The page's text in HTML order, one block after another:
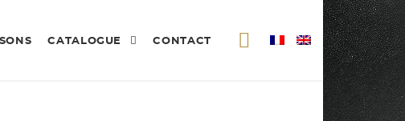
CATALOGUE CONTACT